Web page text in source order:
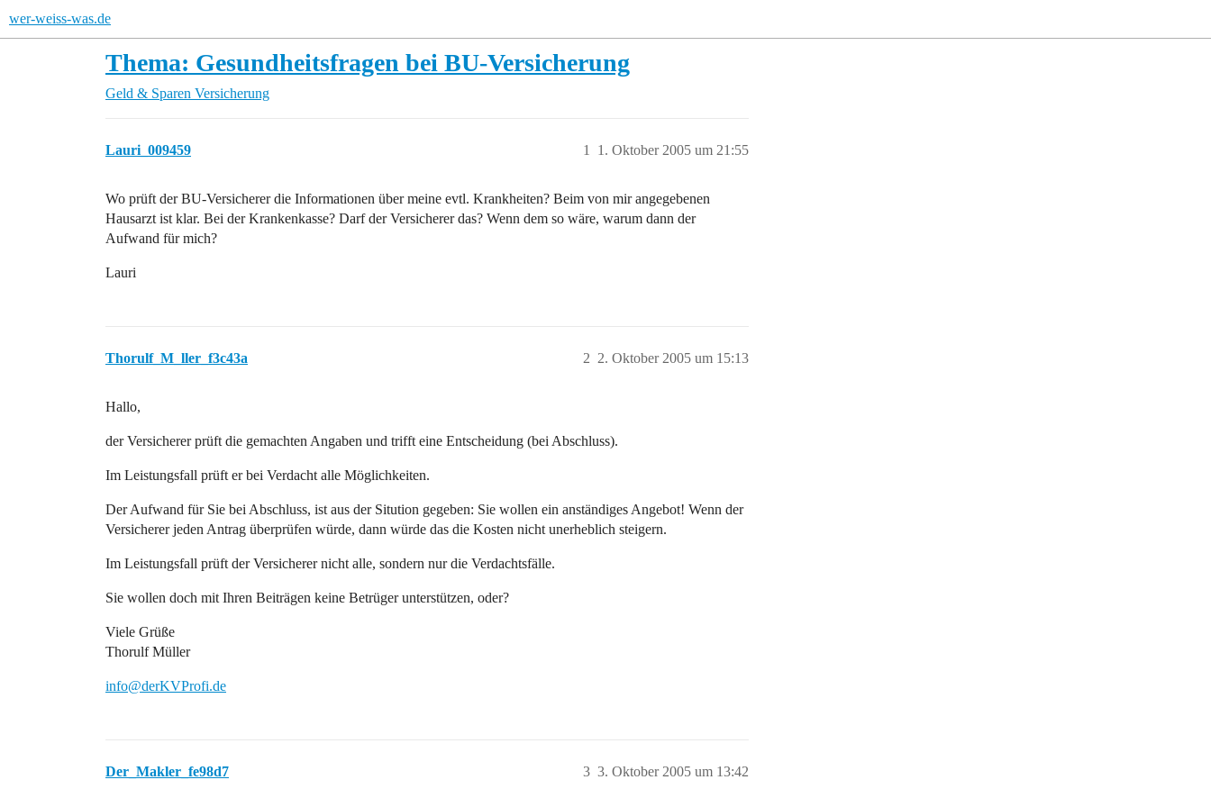
wer-weiss-was.de
Thema: Gesundheitsfragen bei BU-Versicherung
Geld & Sparen Versicherung
Lauri_009459 1. Oktober 2005 um 21:55
1
Wo prüft der BU-Versicherer die Informationen über meine evtl. Krankheiten? Beim von mir angegebenen
Hausarzt ist klar. Bei der Krankenkasse? Darf der Versicherer das? Wenn dem so wäre, warum dann der
Aufwand für mich?
Lauri
Thorulf_M_ller_f3c43a 2. Oktober 2005 um 15:13
2
Hallo,
der Versicherer prüft die gemachten Angaben und trifft eine Entscheidung (bei Abschluss).
Im Leistungsfall prüft er bei Verdacht alle Möglichkeiten.
Der Aufwand für Sie bei Abschluss, ist aus der Sitution gegeben: Sie wollen ein anständiges Angebot! Wenn der
Versicherer jeden Antrag überprüfen würde, dann würde das die Kosten nicht unerheblich steigern.
Im Leistungsfall prüft der Versicherer nicht alle, sondern nur die Verdachtsfälle.
Sie wollen doch mit Ihren Beiträgen keine Betrüger unterstützen, oder?
Viele Grüße
Thorulf Müller
info@derKVProfi.de
Der_Makler_fe98d7 3. Oktober 2005 um 13:42
3